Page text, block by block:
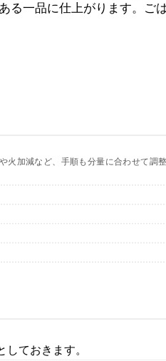
る一品に仕上がります。ご
加減など、手順も分量に合わせて調整
ておきます。